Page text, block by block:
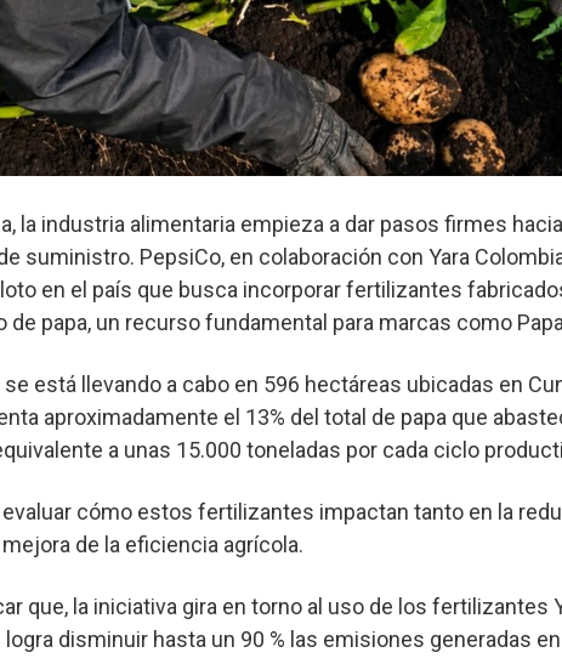
la industria alimentaria empieza a dar pasos firmes
suministro. PepsiCo, en colaboración con Yara
en el país que busca incorporar fertilizantes
de papa, un recurso fundamental para marcas como
está llevando a cabo en 596 hectáreas ubicadas en
aproximadamente el 13% del total de papa que
a unas 15.000 toneladas por cada ciclo
evaluar cómo estos fertilizantes impactan tanto en la
de la eficiencia agrícola.
que, la iniciativa gira en torno al uso de los fertilizantes
disminuir hasta un 90 % las emisiones generadas